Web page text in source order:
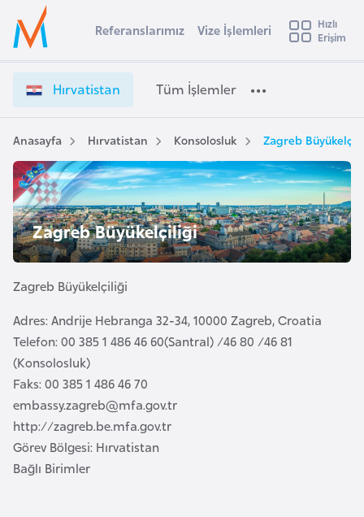
Ülke Seçimi
Başvuru yapmak istediğiniz ülkeyi seçin
Üye
Girişi
ı
v
a
i
s
t
a
n
V
z
e
İ
ş
l
e
m
l
e
r
e
t
i
ş
i
Referanslarımız Vize İşlemleri
Hızlı
Erişim
Hırvatistan Tüm İşlemler
Anasayfa Hırvatistan Konsolosluk Zagreb
Zagreb Büyükelçiliği
Zagreb Büyükelçiliği
Adres: Andrije Hebranga 32-34, 10000 Zagreb, Croatia
Telefon: 00 385 1 486 46 60(Santral) /46 80 /46 81
(Konsolosluk)
Faks: 00 385 1 486 46 70
embassy.zagreb@mfa.gov.tr
http://zagreb.be.mfa.gov.tr
Görev Bölgesi: Hırvatistan
Bağlı Birimler
s
t
r
a
A
v
u
s
t
r
y
a
A
z
e
r